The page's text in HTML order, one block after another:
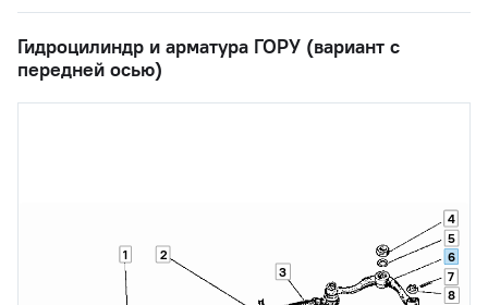
Гидроцилиндр и арматура ГОРУ (вариант с
передней осью)
1 2
3
4
5
6
7
8